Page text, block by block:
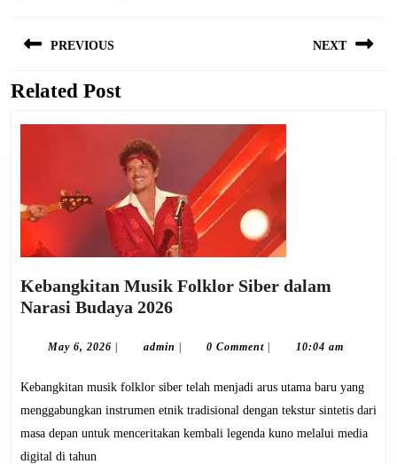
navigation
PREVIOUS
Previous
NEXT
Related Post
Kebangkitan Musik Folklor Siber dalam
Narasi Budaya 2026Kebangkitan
Folklor
dalam
Narasi
Budaya
May 6, 2026 May
| admin admin
| 0 Comment | 10:04 am
Kebangkitan musik folklor siber telah menjadi arus utama baru yang
menggabungkan instrumen etnik tradisional dengan tekstur sintetis dari
masa depan untuk menceritakan kembali legenda kuno melalui media
digital di tahun